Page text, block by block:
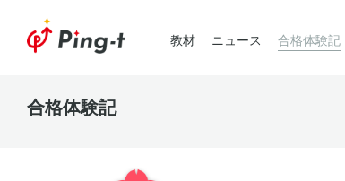
教材 ニュース 合格体験記
合格体験記